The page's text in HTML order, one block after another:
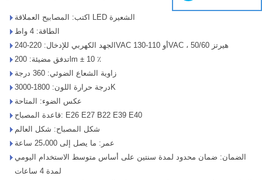
اكتب: المصابيح العملاقة LED الشعيرة
الطاقة: 4 واط
الجهد الكهربي للإدخال: 220-240VAC أو 110-130VAC ، 50/60 هيرتز
تدفق مضيئة: 200lm ± 10 ٪
زاوية الشعاع الضوئي: 360 درجة
درجة حرارة اللون: 1800-3000K
عكس الضوء: المتاحة
قاعدة المصباح: E26 E27 B22 E39 E40
شكل المصباح: شكل العالم
عمر: ما يصل إلى 25،000 ساعة
الضمان: ضمان محدود لمدة سنتين على أساس متوسط ​​الاستخدام اليومي
لمدة 4 ساعات